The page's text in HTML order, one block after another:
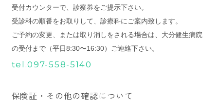
受付カウンターで、診察券をご提示下さい。
受診科の順番をお取りして、診療科にご案内致します。
ご予約の変更、または取り消しをされる場合は、大分健生病院
の受付まで（平日8:30〜16:30）ご連絡下さい。
tel.097-558-5140
保険証・その他の確認について